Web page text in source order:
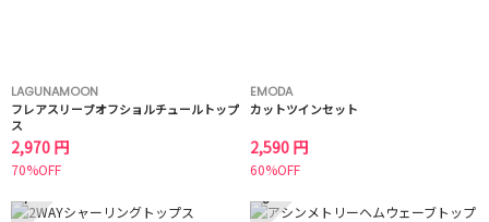
LAGUNAMOON
フレアスリーブオフショルチュールトップ
ス
2,970 円
70%OFF
EMODA
カットツインセット
2,590 円
60%OFF
7 8